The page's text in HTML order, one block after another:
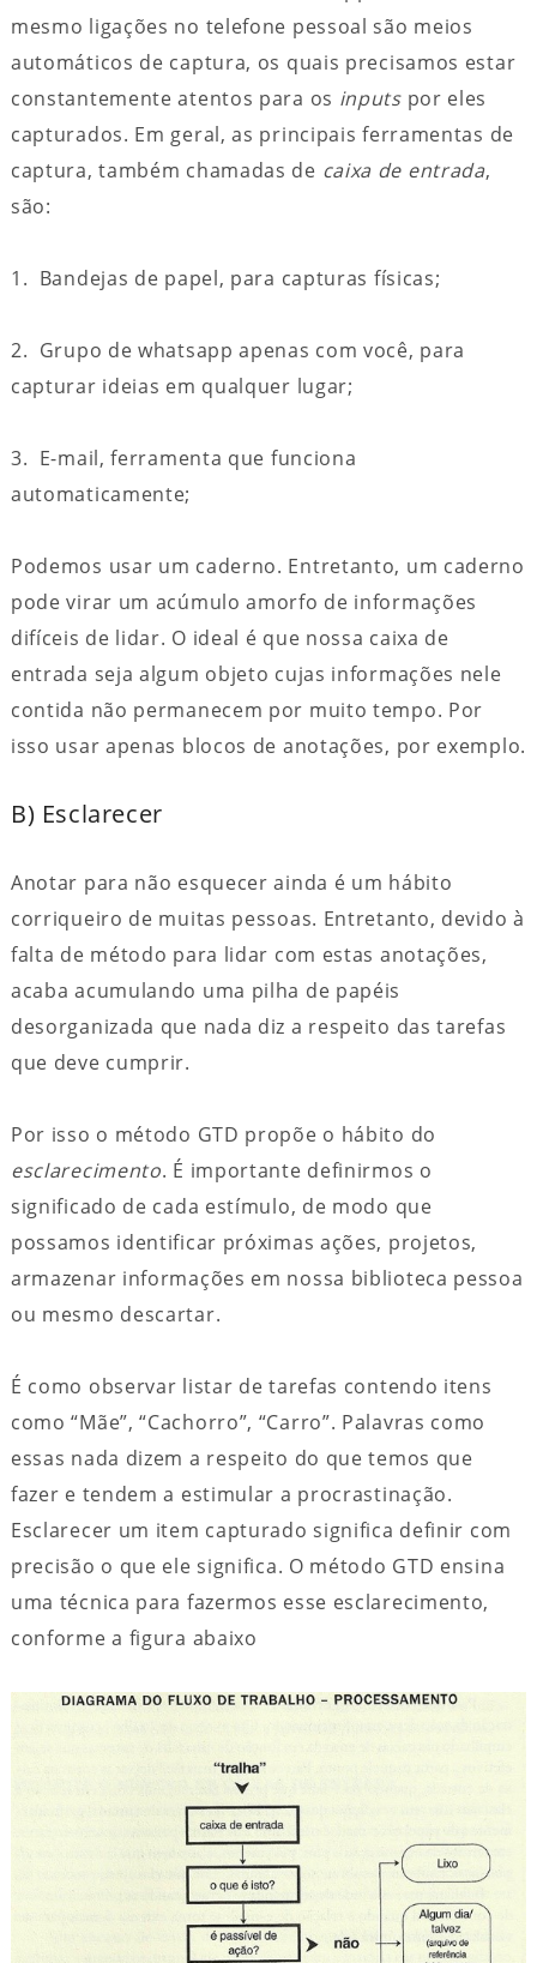
mesmo ligações no telefone pessoal são meios
automáticos de captura, os quais precisamos estar
constantemente atentos para os inputs por eles
capturados. Em geral, as principais ferramentas de
captura, também chamadas de caixa de entrada,
são:
1. Bandejas de papel, para capturas físicas;
2. Grupo de whatsapp apenas com você, para
capturar ideias em qualquer lugar;
3. E-mail, ferramenta que funciona
automaticamente;
Podemos usar um caderno. Entretanto, um caderno
pode virar um acúmulo amorfo de informações
difíceis de lidar. O ideal é que nossa caixa de
entrada seja algum objeto cujas informações nele
contida não permanecem por muito tempo. Por
isso usar apenas blocos de anotações, por exemplo.
B) Esclarecer
Anotar para não esquecer ainda é um hábito
corriqueiro de muitas pessoas. Entretanto, devido à
falta de método para lidar com estas anotações,
acaba acumulando uma pilha de papéis
desorganizada que nada diz a respeito das tarefas
que deve cumprir.
Por isso o método GTD propõe o hábito do
esclarecimento. É importante definirmos o
significado de cada estímulo, de modo que
possamos identificar próximas ações, projetos,
armazenar informações em nossa biblioteca pessoa
ou mesmo descartar.
É como observar listar de tarefas contendo itens
como “Mãe”, “Cachorro”, “Carro”. Palavras como
essas nada dizem a respeito do que temos que
fazer e tendem a estimular a procrastinação.
Esclarecer um item capturado significa definir com
precisão o que ele significa. O método GTD ensina
uma técnica para fazermos esse esclarecimento,
conforme a figura abaixo